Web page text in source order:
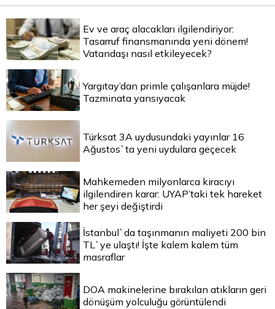
Ev ve araç alacakları ilgilendiriyor:
Tasarruf finansmanında yeni dönem!
Vatandaşı nasıl etkileyecek?
Yargıtay’dan primle çalışanlara müjde!
Tazminata yansıyacak
Türksat 3A uydusundaki yayınlar 16
Ağustos`ta yeni uydulara geçecek
Mahkemeden milyonlarca kiracıyı
ilgilendiren karar: UYAP’taki tek hareket
her şeyi değiştirdi
İstanbul`da taşınmanın maliyeti 200 bin
TL`ye ulaştı! İşte kalem kalem tüm
masraflar
DOA makinelerine bırakılan atıkların geri
dönüşüm yolculuğu görüntülendi